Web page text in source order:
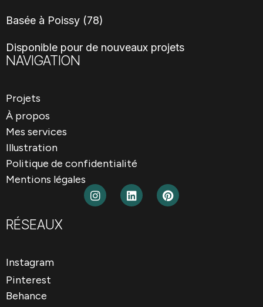
Basée à Poissy (78)
Disponible pour de nouveaux projets
NAVIGATION
Projets
À propos
Mes services
Illustration
Politique de confidentialité
Mentions légales
RÉSEAUX
Instagram
Pinterest
Behance